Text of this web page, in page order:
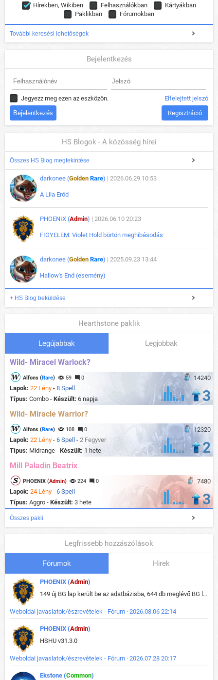
Hírekben, Wikiben Felhasználókban
Kártyákban
Paklikban
Fórumokban
További keresési lehetőségek
Bejelentkezés
Jegyezz meg ezen az eszközön. Elfelejtett jelszó
Regisztráció
HS Blogok - A közösség hírei
Összes HS Blog megtekintése
darkonee (Golden Rare) | 2026.06.29 10:53
A Lila Erőd
PHOENIX (Admin) | 2026.06.10 20:23
FIGYELEM: Violet Hold börtön meghibásodás
darkonee (Golden Rare) | 2025.09.23 13:44
Hallow's End (esemény)
+ HS Blog beküldése
Hearthstone paklik
Legújabbak Legjobbak
Wild- Miracel Warlock?
14240
Alfons (Rare) 59 0
Lapok: 22 Lény - 8 Spell
Típus: Combo - Készült: 6 napja 3
Wild- Miracle Warrior?
12320
Alfons (Rare) 108 0
Lapok: 22 Lény - 6 Spell - 2 Fegyver
Típus: Midrange - Készült: 1 hete 2
Mill Paladin Beatrix
7480
PHOENIX (Admin) 224 0
Lapok: 24 Lény - 6 Spell
Típus: Aggro - Készült: 3 hete 3
Összes pakli
Legfrissebb hozzászólások
Fórumok Hirek
PHOENIX (Admin)
149 új BG lap került be az adatbázisba, 644 db meglévő BG lap módosult, bekerültek az új képek a megváltozott lapokhoz is.
Weboldal javaslatok/észrevételek - Fórum · 2026.08.06 22:14
PHOENIX (Admin)
HSHU v31.3.0
Weboldal javaslatok/észrevételek - Fórum · 2026.07.28 20:17
Ekstone (Common)